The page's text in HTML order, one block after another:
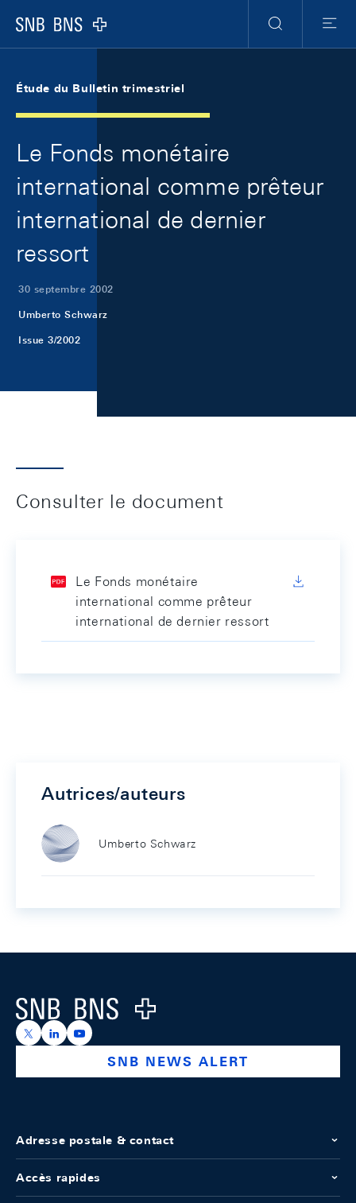
Logo
RechercheMenu
Étude du Bulletin trimestriel
Le Fonds monétaire
international comme prêteur
international de dernier
ressort
30 septembre 2002
Umberto Schwarz
Issue 3/2002
Consulter le document
Le Fonds monétaire
international comme prêteur
international de dernier ressort
Autrices/auteurs
Umberto Schwarz
Logo
https://x.com/snb_bns
https://ch.linkedin.com/company/swiss-national-
https://www.youtube.com/@swissnationalbank
SNB NEWS ALERT
Adresse postale & contact
Accès rapides